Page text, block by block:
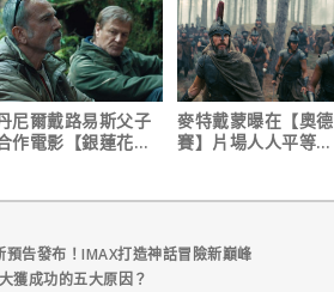
尼爾戴路易斯父子
作電影【銀蓮花】
麥特戴蒙曝在【奧德
賽】片場人人平等，
告發布！IMAX打造神話冒險新巔峰
獲成功的五大原因？